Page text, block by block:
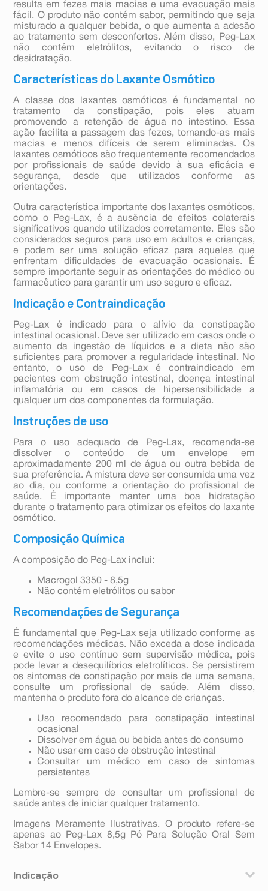
resulta em fezes mais macias e uma evacuação mais
fácil. O produto não contém sabor, permitindo que seja
misturado a qualquer bebida, o que aumenta a adesão
ao tratamento sem desconfortos. Além disso, Peg-Lax
não contém eletrólitos, evitando o risco de
desidratação.
Características do Laxante Osmótico
A classe dos laxantes osmóticos é fundamental no
tratamento da constipação, pois eles atuam
promovendo a retenção de água no intestino. Essa
ação facilita a passagem das fezes, tornando-as mais
macias e menos difíceis de serem eliminadas. Os
laxantes osmóticos são frequentemente recomendados
por profissionais de saúde devido à sua eficácia e
segurança, desde que utilizados conforme as
orientações.
Outra característica importante dos laxantes osmóticos,
como o Peg-Lax, é a ausência de efeitos colaterais
significativos quando utilizados corretamente. Eles são
considerados seguros para uso em adultos e crianças,
e podem ser uma solução eficaz para aqueles que
enfrentam dificuldades de evacuação ocasionais. É
sempre importante seguir as orientações do médico ou
farmacêutico para garantir um uso seguro e eficaz.
Indicação e Contraindicação
Peg-Lax é indicado para o alívio da constipação
intestinal ocasional. Deve ser utilizado em casos onde o
aumento da ingestão de líquidos e a dieta não são
suficientes para promover a regularidade intestinal. No
entanto, o uso de Peg-Lax é contraindicado em
pacientes com obstrução intestinal, doença intestinal
inflamatória ou em casos de hipersensibilidade a
qualquer um dos componentes da formulação.
Instruções de uso
Para o uso adequado de Peg-Lax, recomenda-se
dissolver o conteúdo de um envelope em
aproximadamente 200 ml de água ou outra bebida de
sua preferência. A mistura deve ser consumida uma vez
ao dia, ou conforme a orientação do profissional de
saúde. É importante manter uma boa hidratação
durante o tratamento para otimizar os efeitos do laxante
osmótico.
Composição Química
A composição do Peg-Lax inclui:
Macrogol 3350 - 8,5g
Não contém eletrólitos ou sabor
Recomendações de Segurança
É fundamental que Peg-Lax seja utilizado conforme as
recomendações médicas. Não exceda a dose indicada
e evite o uso contínuo sem supervisão médica, pois
pode levar a desequilíbrios eletrolíticos. Se persistirem
os sintomas de constipação por mais de uma semana,
consulte um profissional de saúde. Além disso,
mantenha o produto fora do alcance de crianças.
Uso recomendado para constipação intestinal
ocasional
Dissolver em água ou bebida antes do consumo
Não usar em caso de obstrução intestinal
Consultar um médico em caso de sintomas
persistentes
Lembre-se sempre de consultar um profissional de
saúde antes de iniciar qualquer tratamento.
Imagens Meramente Ilustrativas. O produto refere-se
apenas ao Peg-Lax 8,5g Pó Para Solução Oral Sem
Sabor 14 Envelopes.
Indicação